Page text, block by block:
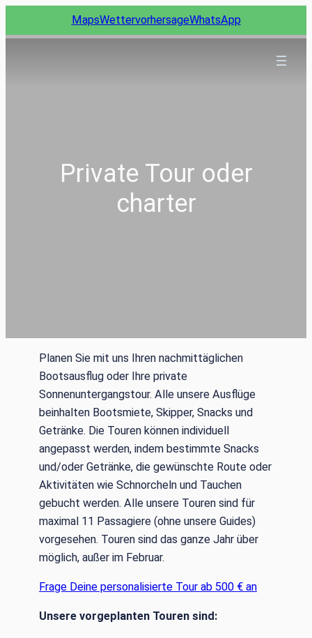
Inhalt
MapsWettervorhersageWhatsApp
Private Tour oder
charter
Planen Sie mit uns Ihren nachmittäglichen
Bootsausflug oder Ihre private
Sonnenuntergangstour. Alle unsere Ausflüge
beinhalten Bootsmiete, Skipper, Snacks und
Getränke. Die Touren können individuell
angepasst werden, indem bestimmte Snacks
und/oder Getränke, die gewünschte Route oder
Aktivitäten wie Schnorcheln und Tauchen
gebucht werden. Alle unsere Touren sind für
maximal 11 Passagiere (ohne unsere Guides)
vorgesehen. Touren sind das ganze Jahr über
möglich, außer im Februar.
Frage Deine personalisierte Tour ab 500 € an
Unsere vorgeplanten Touren sind: